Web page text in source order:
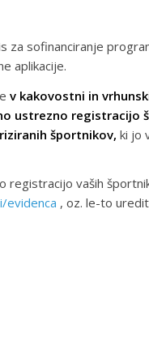
za sofinanciranje
aplikacije.
v kakovostni in
ustrezno registracijo
športnikov, ki jo
registracijo vaših
evidenca , oz. le-to